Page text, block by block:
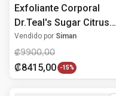
Exfoliante Corporal
Dr.Teal's Sugar Citrus
Vitamin C 538g
Vendido por Siman
₡9900,00
₡8415,00 -15%